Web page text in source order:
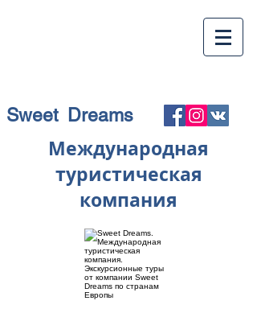
Sweet Dreams
Международная
туристическая
компания